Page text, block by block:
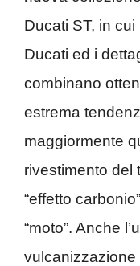
Ducati ST, in cui
Ducati ed i
combinano
estrema
maggiormente
rivestimento del
“effetto
“moto”. Anche
vulcanizzazione